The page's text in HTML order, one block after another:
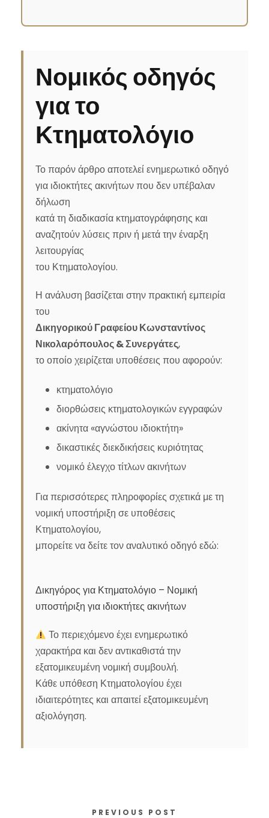
Νομικός οδηγός
για το
Κτηματολόγιο
Το παρόν άρθρο αποτελεί ενημερωτικό οδηγό
για ιδιοκτήτες ακινήτων που δεν υπέβαλαν
δήλωση
κατά τη διαδικασία κτηματογράφησης και
αναζητούν λύσεις πριν ή μετά την έναρξη
λειτουργίας
του Κτηματολογίου.
Η ανάλυση βασίζεται στην πρακτική εμπειρία
του
Δικηγορικού Γραφείου Κωνσταντίνος
Νικολαρόπουλος & Συνεργάτες,
το οποίο χειρίζεται υποθέσεις που αφορούν:
κτηματολόγιο
διορθώσεις κτηματολογικών εγγραφών
ακίνητα «αγνώστου ιδιοκτήτη»
δικαστικές διεκδικήσεις κυριότητας
νομικό έλεγχο τίτλων ακινήτων
Για περισσότερες πληροφορίες σχετικά με τη
νομική υποστήριξη σε υποθέσεις
Κτηματολογίου,
μπορείτε να δείτε τον αναλυτικό οδηγό εδώ:
Δικηγόρος για Κτηματολόγιο – Νομική
υποστήριξη για ιδιοκτήτες ακινήτων
Το περιεχόμενο έχει ενημερωτικό
χαρακτήρα και δεν αντικαθιστά την
εξατομικευμένη νομική συμβουλή.
Κάθε υπόθεση Κτηματολογίου έχει
ιδιαιτερότητες και απαιτεί εξατομικευμένη
αξιολόγηση.
PREVIOUS POST